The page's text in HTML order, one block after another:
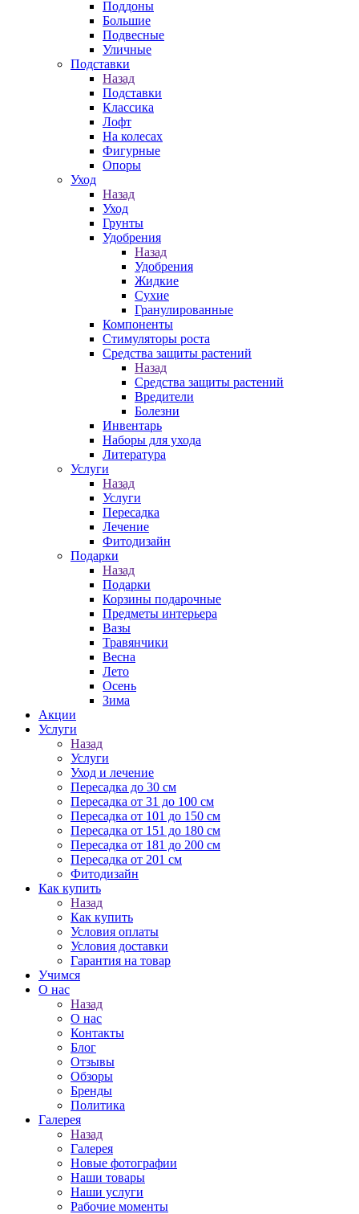
Поддоны
Большие
Подвесные
Уличные
Подставки
Назад
Подставки
Классика
Лофт
На колесах
Фигурные
Опоры
Уход
Назад
Уход
Грунты
Удобрения
Назад
Удобрения
Жидкие
Сухие
Гранулированные
Компоненты
Стимуляторы роста
Средства защиты растений
Назад
Средства защиты растений
Вредители
Болезни
Инвентарь
Наборы для ухода
Литература
Услуги
Назад
Услуги
Пересадка
Лечение
Фитодизайн
Подарки
Назад
Подарки
Корзины подарочные
Предметы интерьера
Вазы
Травянчики
Весна
Лето
Осень
Зима
Акции
Услуги
Назад
Услуги
Уход и лечение
Пересадка до 30 см
Пересадка от 31 до 100 см
Пересадка от 101 до 150 см
Пересадка от 151 до 180 см
Пересадка от 181 до 200 см
Пересадка от 201 см
Фитодизайн
Как купить
Назад
Как купить
Условия оплаты
Условия доставки
Гарантия на товар
Учимся
О нас
Назад
О нас
Контакты
Блог
Отзывы
Обзоры
Бренды
Политика
Галерея
Назад
Галерея
Новые фотографии
Наши товары
Наши услуги
Рабочие моменты